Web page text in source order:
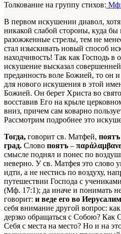
Толкование на группу стихов: Мф:
В первом искушении диавол,
никакой слабой стороны, куда
разожженные стрелы, тем не
стал изыскивать новый способ
находчивость! Так как Господь в
искушение высказал
преданность воле Божией, то он
для нового искушения в этой
Божией. Он берет Христа во
восставив Его на крыле
вниз, причем сам коварно
Рассмотрим подробнее это
Тогда, говорит св. Матфей,
град. Слово поятъ –
смысле поднял и понес по
неверно. У св. Матфея это слово
идти, а не нестись по воздуху,
путешествии Господа с
(Мф. 17:1); да иначе и понимать
говорит: и веде его во
себя внимание другой вопрос:
дерзко обращаться с Собою? Как
Себя с места на место? Но и на